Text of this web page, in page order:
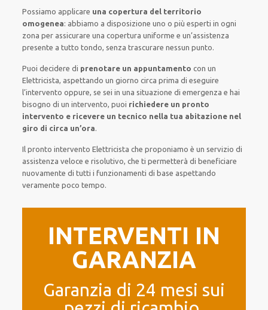
Possiamo applicare una copertura del territorio
omogenea: abbiamo a disposizione uno o piùesperti in ogni
zona per assicurare una coperturauniforme e un’assistenza
presente atutto tondo, senzatrascurarenessun punto.
Puoi decidere di prenotare un appuntamento con un
Elettricista, aspettandoun giorno circa prima dieseguire
l’intervento oppure, se sei in una situazione di emergenza e hai
bisogno diun intervento, puoi richiedere un pronto
intervento e ricevere un tecnico nella tua abitazione nel
giro di circa un’ora.
Il pronto intervento Elettricistache proponiamo èun servizio di
assistenza veloce e risolutivo, che tipermetterà di beneficiare
nuovamente di tutti i funzionamenti di base aspettando
veramente poco tempo.
INTERVENTI IN
GARANZIA
Garanzia di 24 mesi sui